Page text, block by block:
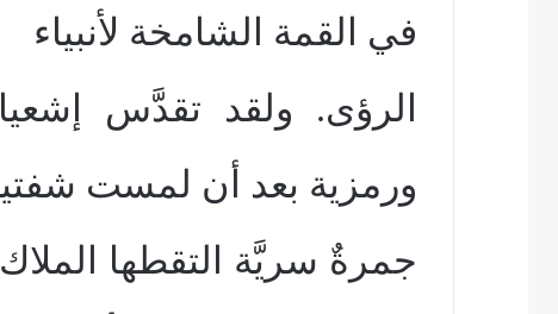
في القمة الشامخة لأنبياء
الرؤى. ولقد تقدَّس
ورمزية بعد أن لمست
جمرةٌ سريَّة التقطها